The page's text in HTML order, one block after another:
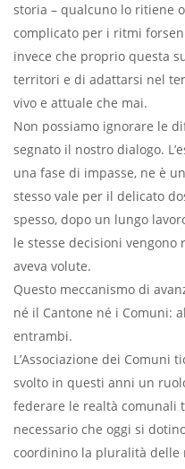
storia – qualcuno lo ritiene
complicato per i ritmi
invece che proprio questa
territori e di adattarsi nel
vivo e attuale che mai.
Non possiamo ignorare le
segnato il nostro dialogo.
una fase di impasse, ne è
stesso vale per il delicato
spesso, dopo un lungo
le stesse decisioni
aveva volute.
Questo meccanismo di
né il Cantone né i Comuni:
entrambi.
L’Associazione dei Comuni
svolto in questi anni un
federare le realtà comunali
necessario che oggi si
coordinino la pluralità delle